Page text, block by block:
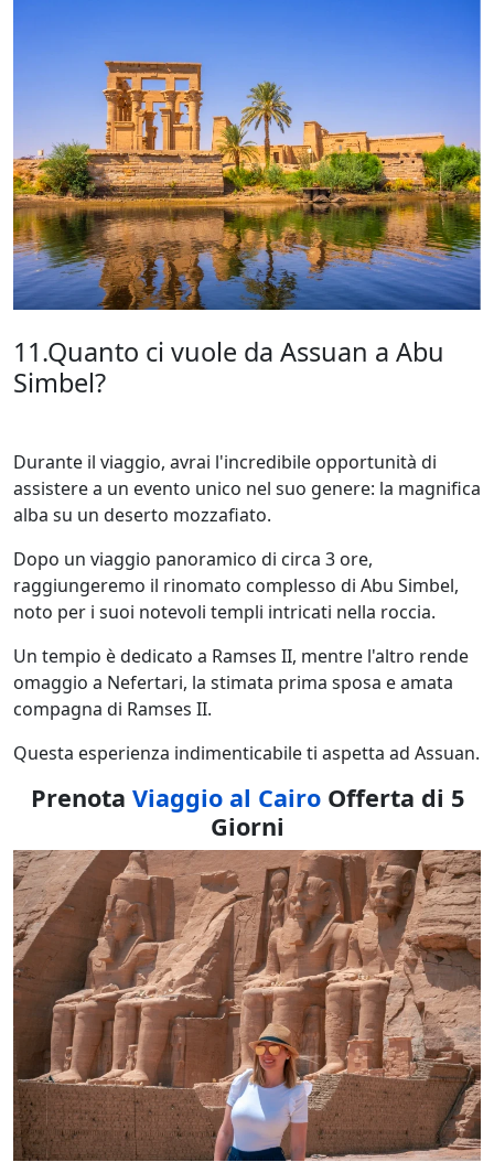
11.Quanto ci vuole da Assuan a Abu
Simbel?
Durante il viaggio, avrai l'incredibile opportunità di
assistere a un evento unico nel suo genere: la magnifica
alba su un deserto mozzafiato.
Dopo un viaggio panoramico di circa 3 ore,
raggiungeremo il rinomato complesso di Abu Simbel,
noto per i suoi notevoli templi intricati nella roccia.
Un tempio è dedicato a Ramses II, mentre l'altro rende
omaggio a Nefertari, la stimata prima sposa e amata
compagna di Ramses II.
Questa esperienza indimenticabile ti aspetta ad Assuan.
Prenota Viaggio al CairoOfferta di 5
Giorni